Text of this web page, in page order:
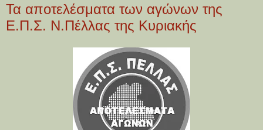
Τα αποτελέσματα των αγώνων της
Ε.Π.Σ. Ν.Πέλλας της Κυριακής